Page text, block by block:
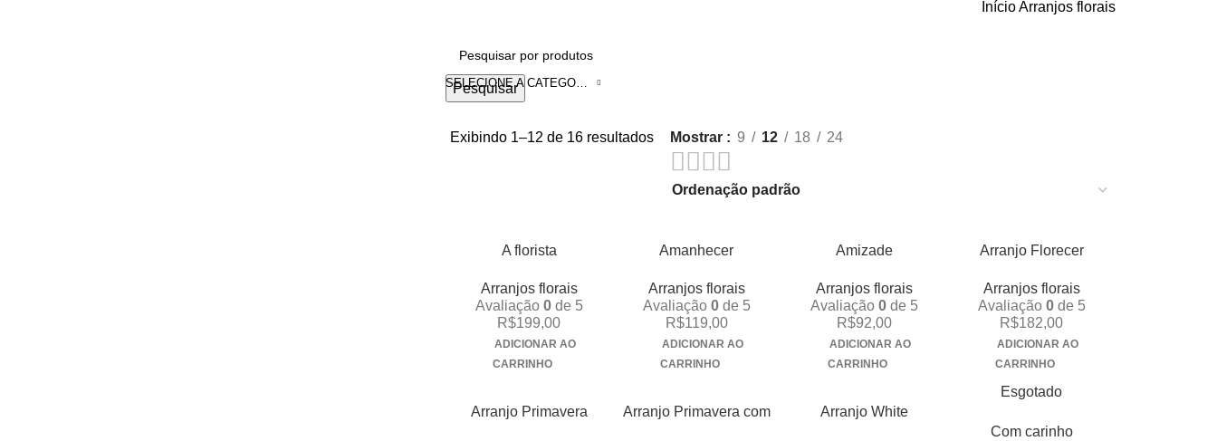
InícioArranjos florais
SELECIONE A CATEGORIA
Pesquisar
Exibindo 1–12 de 16 resultados Mostrar 9 12 18 24
A florista
Arranjos florais
Avaliação 0de 5
R$199,00
ADICIONAR AO
CARRINHO
Amanhecer
Arranjos florais
Avaliação 0de 5
R$119,00
ADICIONAR AO
CARRINHO
Amizade
Arranjos florais
Avaliação 0de 5
R$92,00
ADICIONAR AO
CARRINHO
Arranjo Florecer
Arranjos florais
Avaliação 0de 5
R$182,00
ADICIONAR AO
CARRINHO
Arranjo Primavera
Arranjo Primavera com
Arranjo White
Esgotado
Com carinho